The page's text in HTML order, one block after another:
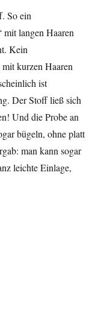
So ein
mit langen Haaren
Kein
kurzen Haaren
ist
Der Stoff ließ sich
Und die Probe an
bügeln, ohne platt
man kann sogar
leichte Einlage,